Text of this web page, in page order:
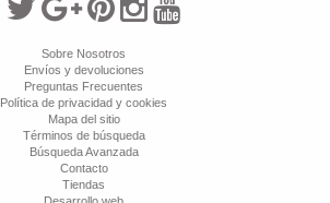
Sobre Nosotros
Envíos y devoluciones
Preguntas Frecuentes
Política de privacidad y cookies
Mapa del sitio
Términos de búsqueda
Búsqueda Avanzada
Contacto
Tiendas